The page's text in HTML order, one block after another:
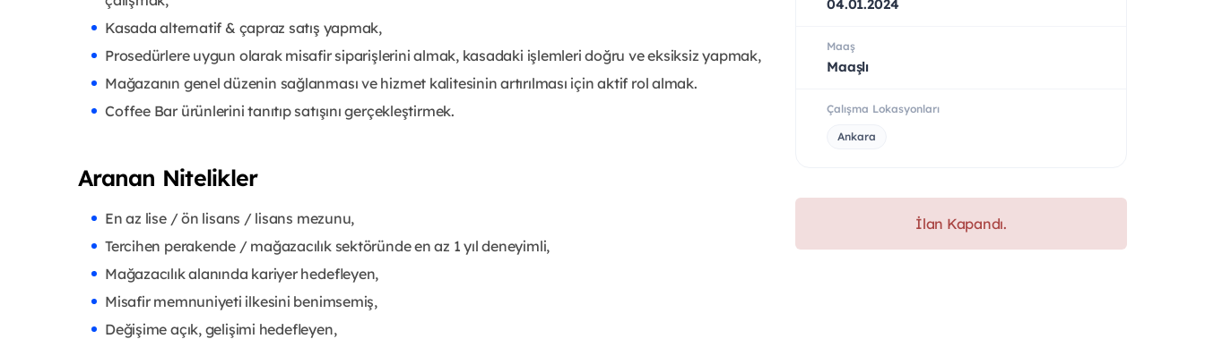
Kasada alternatif & çapraz satış yapmak,
Prosedürlere uygun olarak misafir siparişlerini almak, kasadaki işlemleri doğru ve eksiksiz yapmak,
Mağazanın genel düzenin sağlanması ve hizmet kalitesinin artırılması için aktif rol almak.
Coffee Bar ürünlerini tanıtıp satışını gerçekleştirmek.
Aranan Nitelikler
En az lise / ön lisans / lisans mezunu,
Tercihen perakende / mağazacılık sektöründe en az 1 yıl deneyimli,
Mağazacılık alanında kariyer hedefleyen,
Misafir memnuniyeti ilkesini benimsemiş,
Değişime açık, gelişimi hedefleyen,
04.01.2024
Maaş
Maaşlı
Çalışma Lokasyonları
Ankara
İlan Kapandı.